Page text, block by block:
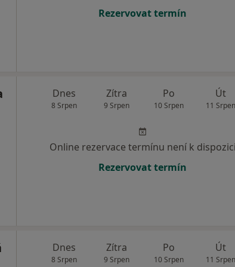
Rezervovat termín
Dnes
8 Srpen
Zítra
9 Srpen
Po
10 Srpen
Út
11 Srpen
Online rezervace termínu není k dispozici
Rezervovat termín
Dnes
8 Srpen
Zítra
9 Srpen
Po
10 Srpen
Út
11 Srpen